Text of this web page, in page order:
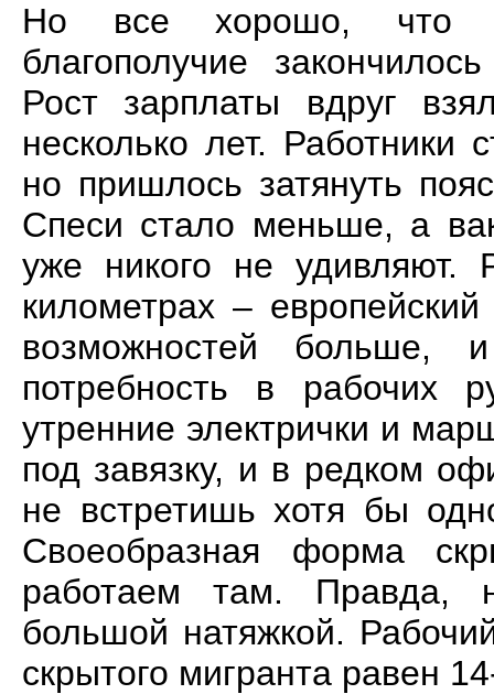
Но все хорошо, что
благополучие
Рост зарплаты вдруг
несколько лет. Работники
но пришлось затянуть
Спеси стало меньше, а
уже никого не удивляют.
километрах –
возможностей больше,
потребность в рабочих
утренние электрички и
под завязку, и в редком
не встретишь хотя бы
Своеобразная форма
работаем там. Правда,
большой натяжкой.
скрытого мигранта равен